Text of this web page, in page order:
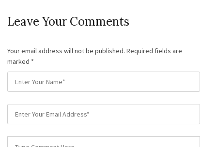
Leave Your Comments
Your email address will not be published. Required fields are
marked *